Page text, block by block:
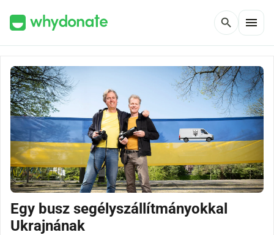
search menu
Egy busz segélyszállítmányokkal
Ukrajnának